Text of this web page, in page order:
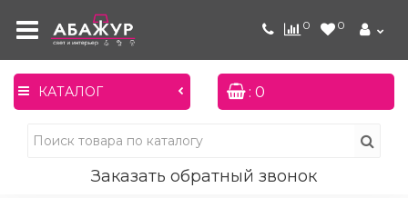
0 0
КАТАЛОГ : 0
Заказать обратный звонок